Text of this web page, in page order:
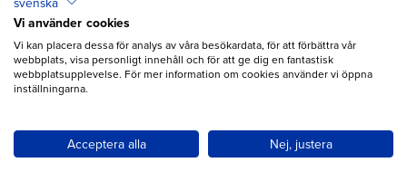
Chat
Öppna chatt
Vi använder cookies
Vi kan placera dessa för analys av våra besökardata, för att förbättra vår
webbplats, visa personligt innehåll och för att ge dig en fantastisk
webbplatsupplevelse. För mer information om cookies använder vi öppna
inställningarna.
Acceptera alla Nej, justera